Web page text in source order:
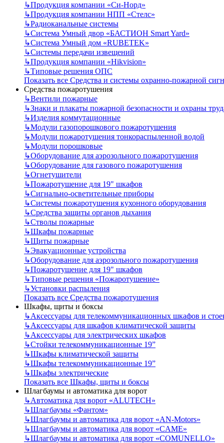
↳Продукция компании «Си-Норд»
↳Продукция компании НПП «Стелс»
↳Радиоканальные системы
↳Система Умный двор «БАСТИОН Smart Yard»
↳Система Умный дом «RUBETEK»
↳Системы передачи извещений
↳Продукция компании «Hikvision»
↳Типовые решения ОПС
Показать все Средства и системы охранно-пожарной
Средства пожаротушения
↳Вентили пожарные
↳Знаки и плакаты пожарной безопасности и охраны
↳Изделия коммутационные
↳Модули газопорошкового пожаротушения
↳Модули пожаротушения тонкораспыленной водой
↳Модули порошковые
↳Оборудование для аэрозольного пожаротушения
↳Оборудование для газового пожаротушения
↳Огнетушители
↳Пожаротушение для 19" шкафов
↳Сигнально-осветительные приборы
↳Системы пожаротушения кухонного оборудования
↳Средства защиты органов дыхания
↳Стволы пожарные
↳Шкафы пожарные
↳Щиты пожарные
↳Эвакуационные устройства
↳Оборудование для аэрозольного пожаротушения
↳Пожаротушение для 19" шкафов
↳Типовые решения «Пожаротушение»
↳Установки распыления
Показать все Средства пожаротушения
Шкафы, щиты и боксы
↳Аксессуары для телекоммуникационных шкафов и
↳Аксессуары для шкафов климатической защиты
↳Аксессуары для электрических шкафов
↳Стойки телекоммуникационные 19”
↳Шкафы климатической защиты
↳Шкафы телекоммуникационные 19”
↳Шкафы электрические
Показать все Шкафы, щиты и боксы
Шлагбаумы и автоматика для ворот
↳Автоматика для ворот «ALUTECH»
↳Шлагбаумы «Фантом»
↳Шлагбаумы и автоматика для ворот «AN-Motors»
↳Шлагбаумы и автоматика для ворот «CAME»
↳Шлагбаумы и автоматика для ворот «COMUNELLO»